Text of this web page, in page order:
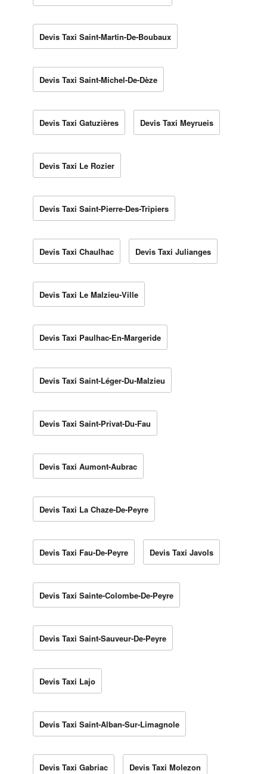
Devis Taxi Saint-Martin-De-Boubaux
Devis Taxi Saint-Michel-De-Dèze
Devis Taxi Gatuzières Devis Taxi Meyrueis
Devis Taxi Le Rozier
Devis Taxi Saint-Pierre-Des-Tripiers
Devis Taxi Chaulhac Devis Taxi Julianges
Devis Taxi Le Malzieu-Ville
Devis Taxi Paulhac-En-Margeride
Devis Taxi Saint-Léger-Du-Malzieu
Devis Taxi Saint-Privat-Du-Fau
Devis Taxi Aumont-Aubrac
Devis Taxi La Chaze-De-Peyre
Devis Taxi Fau-De-Peyre Devis Taxi Javols
Devis Taxi Sainte-Colombe-De-Peyre
Devis Taxi Saint-Sauveur-De-Peyre
Devis Taxi Lajo
Devis Taxi Saint-Alban-Sur-Limagnole
Devis Taxi Gabriac Devis Taxi Molezon